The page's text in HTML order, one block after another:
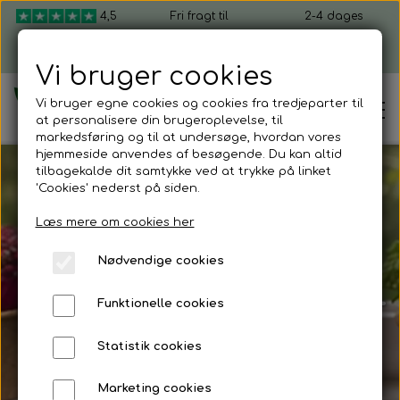
4,5
Fri fragt til
2-4 dages
levering, fra 49 kr.
Shop mikrogrønt
Dyrk selv mikrogrønt
Mikrogrønt startpakker
Mikrogrønt frø
Kom i gang
Sådan dyrker du mikrogrønt
Dyrk selv
mikrogrønt
Frisk grønt på 7–
14 dage
Gratis gave ved køb over 149 kr.
Vi bruger cookies
Vi bruger egne cookies og cookies fra tredjeparter til
at personalisere din brugeroplevelse, til
markedsføring og til at undersøge, hvordan vores
hjemmeside anvendes af besøgende. Du kan altid
tilbagekalde dit samtykke ved at trykke på linket
'Cookies' nederst på siden.
Læs mere om cookies her
Nødvendige cookies
Funktionelle cookies
Statistik cookies
Marketing cookies